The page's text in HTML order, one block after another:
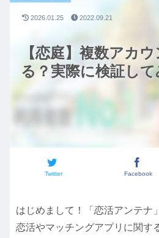
【恋庭】複数アカ
る？実際に検証して
Twitter Facebook
2026.01.25 2022.09.21
はじめまして！「恋活アンテナ
恋活やマッチングアプリに関す